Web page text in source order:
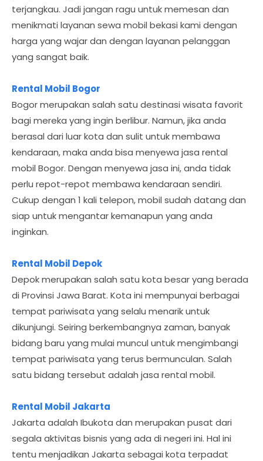
terjangkau. Jadi jangan ragu untuk memesan dan
menikmati layanan sewa mobil bekasi kami dengan
harga yang wajar dan dengan layanan pelanggan
yang sangat baik.
Rental Mobil Bogor
Bogor merupakan salah satu destinasi wisata favorit
bagi mereka yang ingin berlibur. Namun, jika anda
berasal dari luar kota dan sulit untuk membawa
kendaraan, maka anda bisa menyewa jasa rental
mobil Bogor. Dengan menyewa jasa ini, anda tidak
perlu repot-repot membawa kendaraan sendiri.
Cukup dengan 1 kali telepon, mobil sudah datang dan
siap untuk mengantar kemanapun yang anda
inginkan.
Rental Mobil Depok
Depok merupakan salah satu kota besar yang berada
di Provinsi Jawa Barat. Kota ini mempunyai berbagai
tempat pariwisata yang selalu menarik untuk
dikunjungi. Seiring berkembangnya zaman, banyak
bidang baru yang mulai muncul untuk mengimbangi
tempat pariwisata yang terus bermunculan. Salah
satu bidang tersebut adalah jasa rental mobil.
Rental Mobil Jakarta
Jakarta adalah Ibukota dan merupakan pusat dari
segala aktivitas bisnis yang ada di negeri ini. Hal ini
tentu menjadikan Jakarta sebagai kota terpadat